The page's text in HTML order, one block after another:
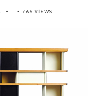
766 VIEWS